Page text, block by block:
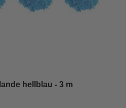
hellblau - 3 m